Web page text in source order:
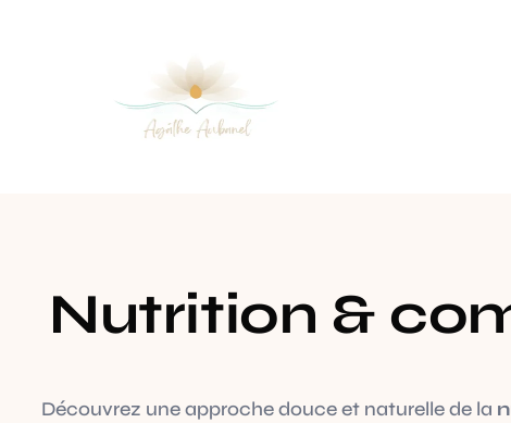
Nutrition &
Découvrez une approche douce et naturelle de la